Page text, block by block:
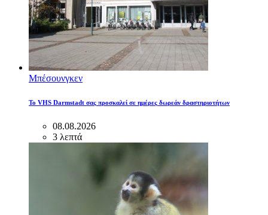
Μπέσουνγκεν
Το VHS Darmstadt σας προσκαλεί σε ημέρες δωρεάν δραστηριοτήτων
08.08.2026
3 λεπτά